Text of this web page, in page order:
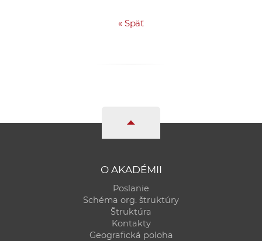
«Späť
O AKADÉMII
Poslanie
Schéma org. štruktúry
Štruktúra
Kontakty
Geografická poloha